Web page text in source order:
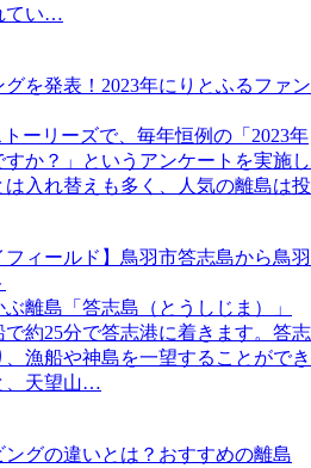
てい…
を発表！2023年にりとふるファン
トーリーズで、毎年恒例の「2023年
か？」というアンケートを実施し
入れ替えも多く、人気の離島は投
フィールド】鳥羽市答志島から鳥羽
離島「答志島（とうしじま）」
約25分で答志港に着きます。答志
漁船や神島を一望することができ
、天望山…
グの違いとは？おすすめの離島